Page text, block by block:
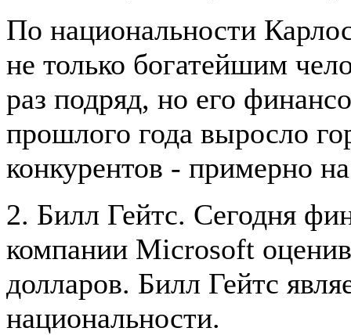
По национальности
не только богатейшим
раз подряд, но его
прошлого года выросло
конкурентов - примерно
2. Билл Гейтс. Сегодня
компании Microsoft
долларов. Билл Гейтс
национальности.